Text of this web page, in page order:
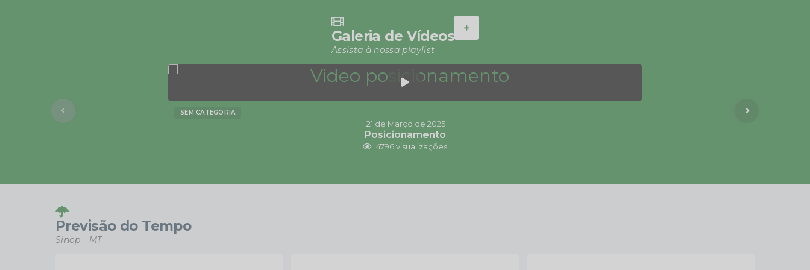
Galeria de Vídeos
Assista à nossa playlist
SEM CATEGORIA
21 de Março de 2025
Posicionamento
4796 visualizações
Previsão do Tempo
Sinop - MT